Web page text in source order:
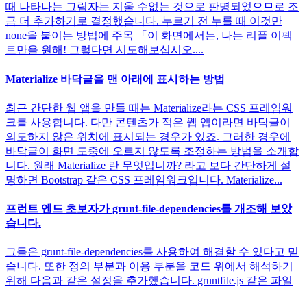
때 나타나는 그림자는 지울 수없는 것으로 판명되었으므로 조
금 더 추가하기로 결정했습니다. 누르기 전 누를 때 이것만
none을 붙이는 방법에 주목 「이 화면에서는, 나는 리플 이펙
트만을 원해! 그렇다면 시도해보십시오....
Materialize 바닥글을 맨 아래에 표시하는 방법
최근 간단한 웹 앱을 만들 때는 Materialize라는 CSS 프레임워
크를 사용합니다. 다만 콘텐츠가 적은 웹 앱이라면 바닥글이
의도하지 않은 위치에 표시되는 경우가 있죠. 그러한 경우에
바닥글이 화면 도중에 오르지 않도록 조정하는 방법을 소개합
니다. 원래 Materialize 란 무엇입니까? 라고 보다 간단하게 설
명하면 Bootstrap 같은 CSS 프레임워크입니다. Materialize...
프런트 엔드 초보자가 grunt-file-dependencies를 개조해 보았
습니다.
그들은 grunt-file-dependencies를 사용하여 해결할 수 있다고 믿
습니다. 또한 정의 부분과 이용 부분을 코드 위에서 해석하기
위해 다음과 같은 설정을 추가했습니다. gruntfile.js 같은 파일